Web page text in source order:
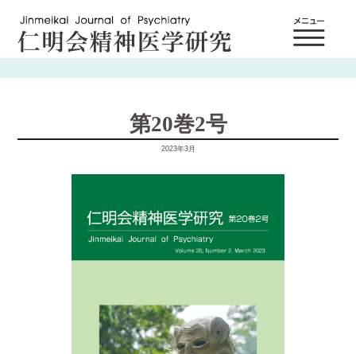
第20巻2号
2023年3月